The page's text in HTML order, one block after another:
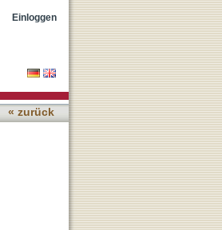
Einloggen
« zurück